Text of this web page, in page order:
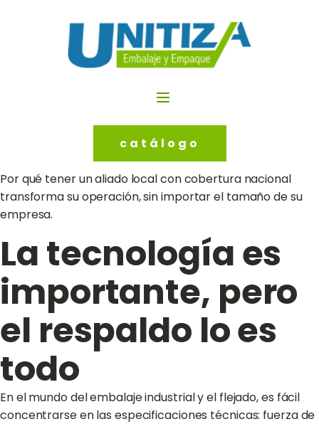
catálogo
Por qué tener un aliado local con cobertura nacional
transforma su operación, sin importar el tamaño de su
empresa.
La tecnología es
importante, pero
el respaldo lo es
todo
En el mundo del embalaje industrial y el flejado, es fácil
concentrarse en las especificaciones técnicas: fuerza de